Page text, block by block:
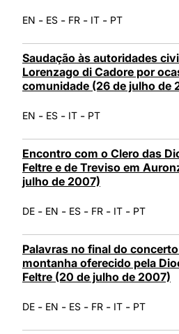
EN - ES - FR - IT - PT
Saudação às autoridades
Lorenzago di Cadore por
comunidade (26 de julho de
EN - ES - IT - PT
Encontro com o Clero das
Feltre e de Treviso em
julho de 2007)
DE - EN - ES - FR - IT - PT
Palavras no final do
montanha oferecido pela
Feltre (20 de julho de 2007)
DE - EN - ES - FR - IT - PT